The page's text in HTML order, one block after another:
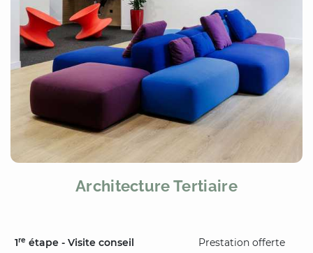
Architecture Tertiaire
1re étape - Visite conseil Prestation offerte